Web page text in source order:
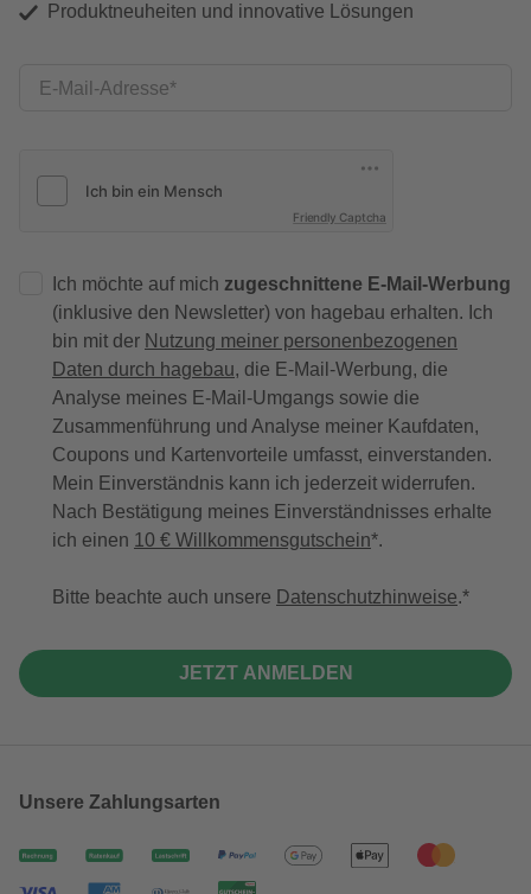
Produktneuheiten und innovative Lösungen
E-Mail-Adresse
Friendly Captcha
Ich möchte auf mich zugeschnittene E-Mail-Werbung
(inklusive den Newsletter) von hagebau erhalten. Ich
bin mit der Nutzung meiner personenbezogenen
Daten durch hagebau, die E-Mail-Werbung, die
Analyse meines E-Mail-Umgangs sowie die
Zusammenführung und Analyse meiner Kaufdaten,
Coupons und Kartenvorteile umfasst, einverstanden.
Mein Einverständnis kann ich jederzeit widerrufen.
Nach Bestätigung meines Einverständnisses erhalte
ich einen 10 € Willkommensgutschein*.
Bitte beachte auch unsere Datenschutzhinweise.
JETZT ANMELDEN
Unsere Zahlungsarten